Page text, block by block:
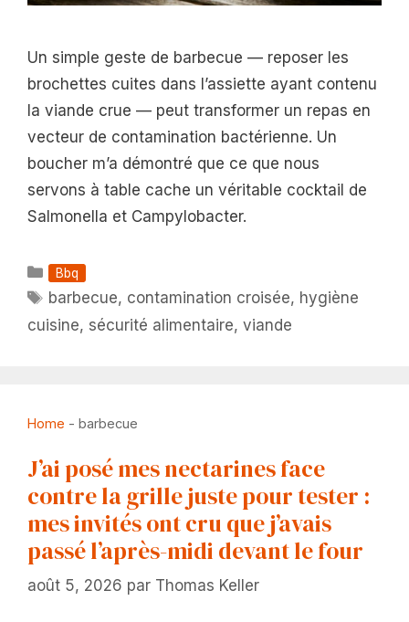
Un simple geste de barbecue — reposer les
brochettes cuites dans l’assiette ayant contenu
la viande crue — peut transformer un repas en
vecteur de contamination bactérienne. Un
boucher m’a démontré que ce que nous
servons à table cache un véritable cocktail de
Salmonella et Campylobacter.
Catégories
Bbq
Étiquettes
barbecue, contamination croisée, hygiène
cuisine, sécurité alimentaire, viande
Home - barbecue
J’ai posé mes nectarines face
contre la grille juste pour tester :
mes invités ont cru que j’avais
passé l’après-midi devant le four
août 5, 2026 par Thomas Keller